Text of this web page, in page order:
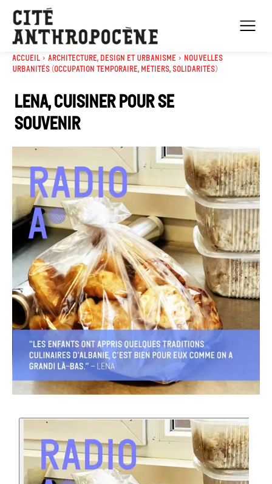
Accueil Architecture, Design et Urbanisme
Nouvelles
urbanités (occupation temporaire, métiers, solidarités)
Lena, cuisiner pour se
souvenir